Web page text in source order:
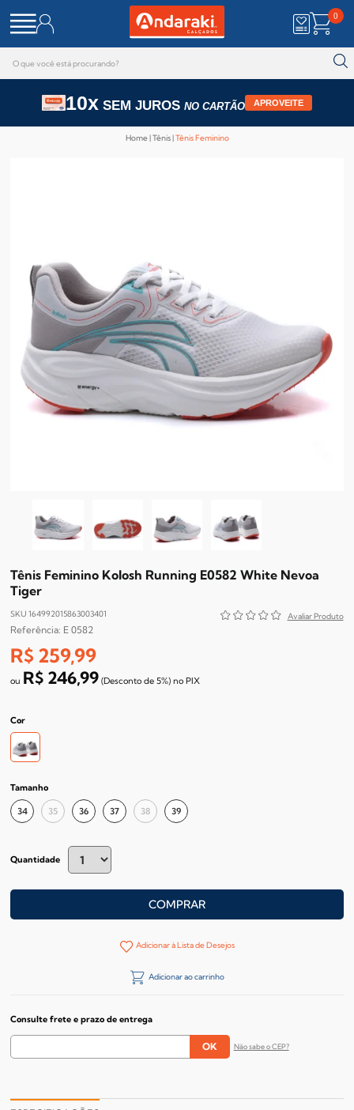
0
10x SEM JUROS NO CARTÃO APROVEITE
Home Tênis Tênis Feminino
Tênis Feminino Kolosh Running E0582 White Nevoa
Tiger
SKU 164992015863003401
E 0582
R$ 259,99
R$ 246,99 (Desconto de 5%) no PIX
Cor
Tamanho
34 35 36 37 38 39
Quantidade
COMPRAR
Adicionar à Lista de Desejos
Adicionar ao carrinho
Consulte frete e prazo de entrega
Não sabe o CEP?